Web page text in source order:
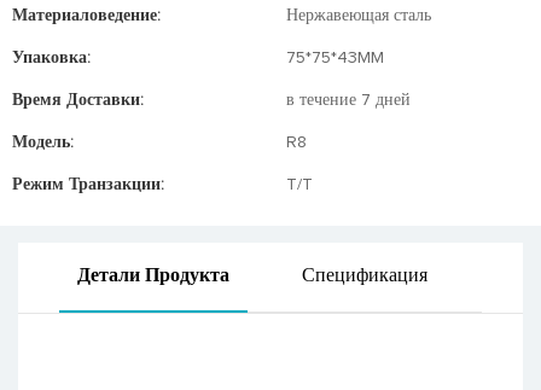
Материаловедение: Нержавеющая сталь
Упаковка: 75*75*43MM
Время Доставки: в течение 7 дней
Модель: R8
Режим Транзакции: T/T
Детали Продукта Спецификация